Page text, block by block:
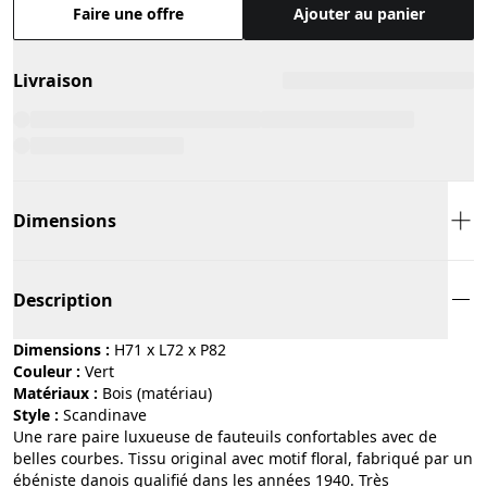
Faire une offre Ajouter au panier
Livraison
Dimensions
Description
Dimensions : H71 x L72 x P82
Couleur :
vert
Matériaux :
bois (matériau)
Style :
scandinave
Une rare paire luxueuse de fauteuils confortables avec de
belles courbes. Tissu original avec motif floral, fabriqué par un
ébéniste danois qualifié dans les années 1940. Très